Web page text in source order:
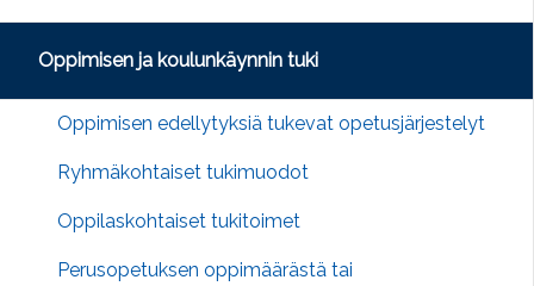
Oppimisen ja koulunkäynnin tuki
Oppimisen edellytyksiä tukevat opetusjärjestelyt
Ryhmäkohtaiset tukimuodot
Oppilaskohtaiset tukitoimet
Perusopetuksen oppimäärästä tai